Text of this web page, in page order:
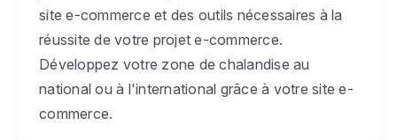
site e-commerce et des outils nécessaires à la
réussite de votre projet e-commerce.
Développez votre zone de chalandise au
national ou à l'international grâce à votre site e-
commerce.